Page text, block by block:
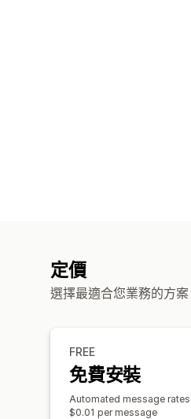
定價
選擇最適合您業務的方案
FREE
免費安裝
Automated message
$0.01 per message